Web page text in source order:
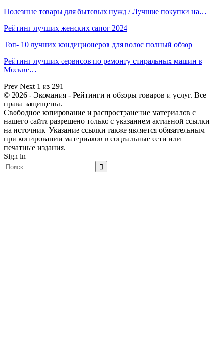
Полезные товары для бытовых нужд / Лучшие покупки на…
Рейтинг лучших женских сапог 2024
Топ- 10 лучших кондиционеров для волос полный обзор
Рейтинг лучших сервисов по ремонту стиральных машин в
Москве…
Prev Next 1 из 291
© 2026 - Экомания - Рейтинги и обзоры товаров и услуг. Все
права защищены.
Свободное копирование и распространение материалов с
нашего сайта разрешено только с указанием активной ссылки
на источник. Указание ссылки также является обязательным
при копировании материалов в социальные сети или
печатные издания.
Sign in